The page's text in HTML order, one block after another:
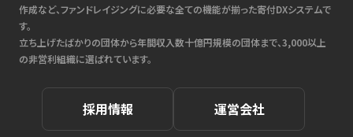
作成など、ファンドレイジングに必要な全ての機能が揃った寄付DXシステムで
す。
立ち上げたばかりの団体から年間収入数十億円規模の団体まで、3,000以上
の非営利組織に選ばれています。
採用情報 運営会社